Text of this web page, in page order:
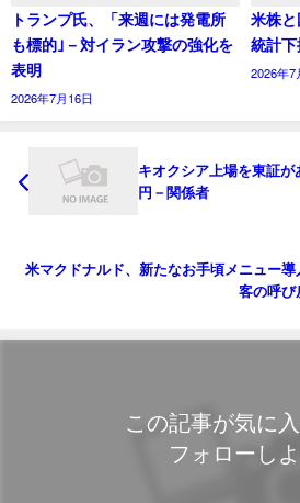
トランプ氏、「来週には発電所
も標的｣－対イラン攻撃の強化を
表明
2026年7月16日
米株
統計
2026年7
キオクシア上場を東証
円－関係者
米マクドナルド、新たなお手頃メニュー
客の呼び
この記事が気に
フォローし